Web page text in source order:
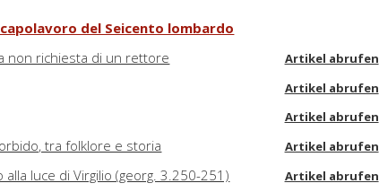
del Seicento lombardo
non richiesta di un rettore
Artikel abrufen
Artikel abrufen
Artikel abrufen
tra folklore e storia Artikel abrufen
luce di Virgilio (georg. 3.250-251) Artikel abrufen